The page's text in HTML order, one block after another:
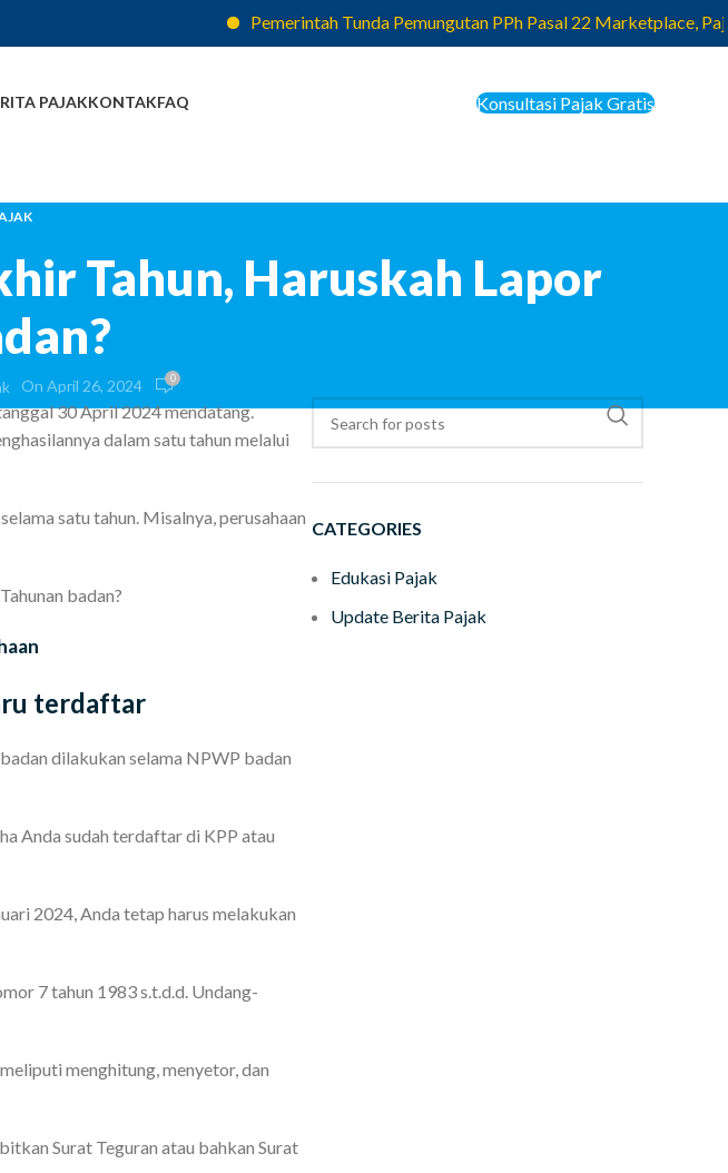
Pemerintah Tunda Pemungutan PPh Pasal 22 Marketplace, Pajak
PAJAKKONTAKFAQ Konsultasi Pajak Gratis
Tahun, Haruskah Lapor
On April 26, 2024 0
30 April 2024 mendatang.
dalam satu tahun melalui
satu tahun. Misalnya, perusahaan
badan?
terdaftar
dilakukan selama NPWP badan
Anda sudah terdaftar di KPP atau
2024, Anda tetap harus melakukan
7 tahun 1983 s.t.d.d. Undang-
menghitung, menyetor, dan
Surat Teguran atau bahkan Surat
CATEGORIES
Edukasi Pajak
Update Berita Pajak